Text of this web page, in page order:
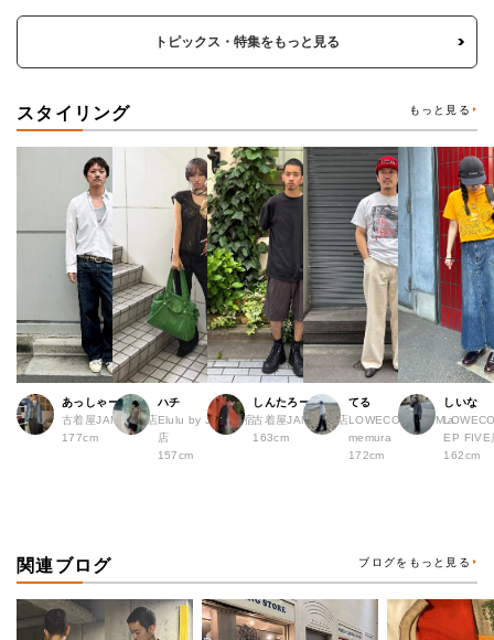
トピックス・特集をもっと見る
スタイリング もっと見る
あっしゃー
古着屋JAM 原宿店
177cm
ハチ
Elulu by JAM 原宿
店
157cm
しんたろー
古着屋JAM 仙台店
163cm
てる
LOWECO by JAM a
memura
172cm
しいな
EP
162cm
関連ブログ ブログをもっと見る